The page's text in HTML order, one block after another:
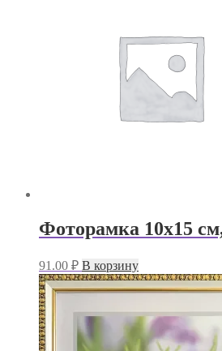
Фоторамка 10х15
91.00 ₽ В корзину